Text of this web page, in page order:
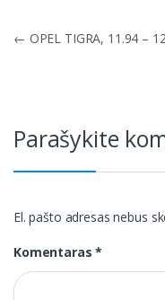
Navigacija
← OPEL TIGRA, 11.94 –
Parašykite
El. pašto adresas nebus
Komentaras*